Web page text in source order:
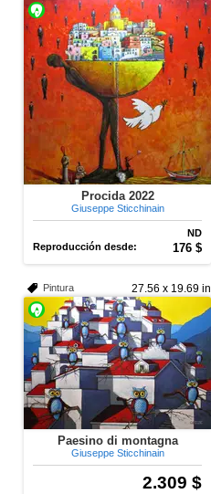
Procida 2022
Giuseppe Sticchinain
ND
Reproducción desde:
176 $
27.56 x 19.69 in
Pintura
Paesino di montagna
Giuseppe Sticchinain
2.309 $